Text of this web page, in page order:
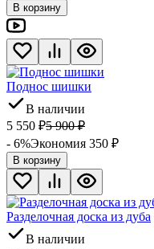
В корзину
Поднос шишки
В наличии
5 550 ₽5 900 ₽
- 6%Экономия 350 ₽
В корзину
Разделочная доска из дуба
В наличии